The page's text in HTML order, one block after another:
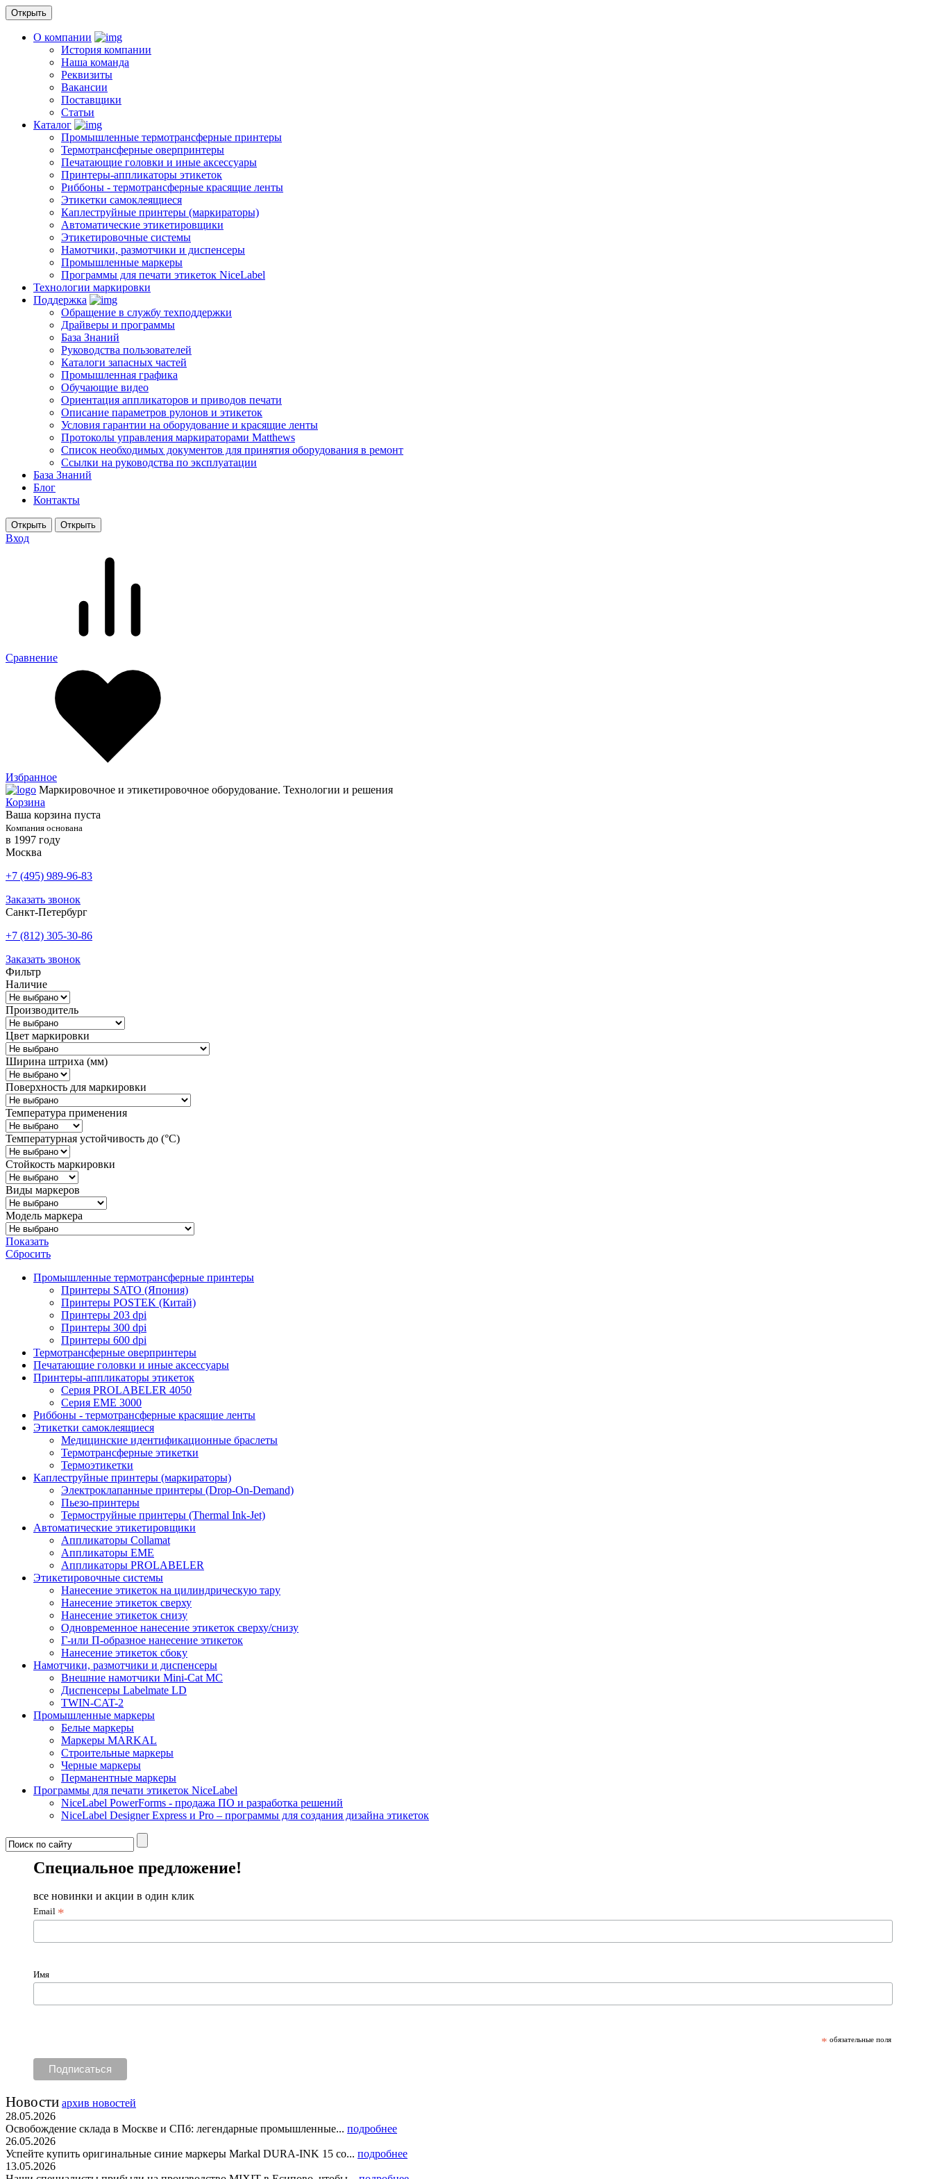
О компании
История компании
Наша команда
Реквизиты
Вакансии
Поставщики
Статьи
Каталог
Промышленные термотрансферные принтеры
Термотрансферные оверпринтеры
Печатающие головки и иные аксессуары
Принтеры-аппликаторы этикеток
Риббоны - термотрансферные красящие ленты
Этикетки самоклеящиеся
Каплеструйные принтеры (маркираторы)
Автоматические этикетировщики
Этикетировочные системы
Намотчики, размотчики и диспенсеры
Промышленные маркеры
Программы для печати этикеток NiceLabel
Технологии маркировки
Поддержка
Обращение в службу техподдержки
Драйверы и программы
База Знаний
Руководства пользователей
Каталоги запасных частей
Промышленная графика
Обучающие видео
Ориентация аппликаторов и приводов печати
Описание параметров рулонов и этикеток
Условия гарантии на оборудование и красящие ленты
Протоколы управления маркираторами Matthews
Список необходимых документов для принятия оборудования в ремонт
Ссылки на руководства по эксплуатации
База Знаний
Блог
Контакты
Вход
Сравнение
Избранное
Маркировочное и этикетировочное оборудование. Технологии и решения
Корзина
Ваша корзина пуста
Компания основана
в 1997 году
Москва
+7 (495) 989-96-83
Заказать звонок
Санкт-Петербург
+7 (812) 305-30-86
Заказать звонок
Фильтр
Наличие
Производитель
Цвет маркировки
Ширина штриха (мм)
Поверхность для маркировки
Температура применения
Температурная устойчивость до (°С)
Стойкость маркировки
Виды маркеров
Модель маркера
Показать
Сбросить
Промышленные термотрансферные принтеры
Принтеры SATO (Япония)
Принтеры POSTEK (Китай)
Принтеры 203 dpi
Принтеры 300 dpi
Принтеры 600 dpi
Термотрансферные оверпринтеры
Печатающие головки и иные аксессуары
Принтеры-аппликаторы этикеток
Серия PROLABELER 4050
Серия EME 3000
Риббоны - термотрансферные красящие ленты
Этикетки самоклеящиеся
Медицинские идентификационные браслеты
Термотрансферные этикетки
Термоэтикетки
Каплеструйные принтеры (маркираторы)
Электроклапанные принтеры (Drop-On-Demand)
Пьезо-принтеры
Термоструйные принтеры (Thermal Ink-Jet)
Автоматические этикетировщики
Аппликаторы Collamat
Аппликаторы EME
Аппликаторы PROLABELER
Этикетировочные системы
Нанесение этикеток на цилиндрическую тару
Нанесение этикеток сверху
Нанесение этикеток снизу
Одновременное нанесение этикеток сверху/снизу
Г-или П-образное нанесение этикеток
Нанесение этикеток сбоку
Намотчики, размотчики и диспенсеры
Внешние намотчики Mini-Cat MC
Диспенсеры Labelmate LD
TWIN-CAT-2
Промышленные маркеры
Белые маркеры
Маркеры MARKAL
Строительные маркеры
Черные маркеры
Перманентные маркеры
Программы для печати этикеток NiceLabel
NiceLabel PowerForms - продажа ПО и разработка решений
NiceLabel Designer Express и Pro – программы для создания дизайна этикеток
Специальное предложение!
все новинки и акции в один клик
Email *
Имя
* обязательные поля
Новости архив новостей
28.05.2026
Освобождение склада в Москве и СПб: легендарные промышленные... подробнее
26.05.2026
Успейте купить оригинальные синие маркеры Markal DURA-INK 15 со... подробнее
13.05.2026